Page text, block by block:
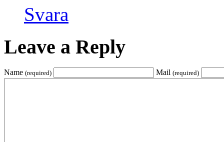
Svara
Leave a Reply
Name (required) Mail (required)